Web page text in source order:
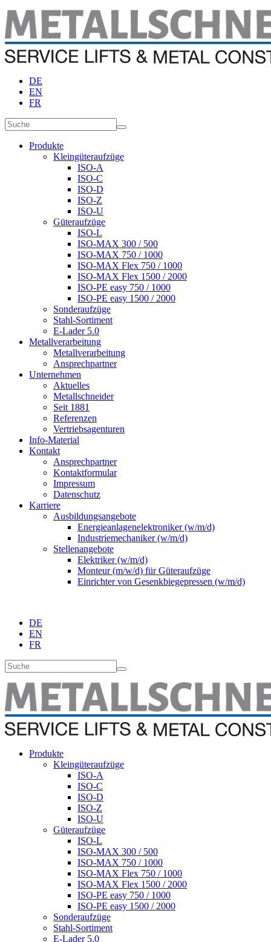
DE
EN
FR
Produkte
Kleingüteraufzüge
ISO-A
ISO-C
ISO-D
ISO-Z
ISO-U
Güteraufzüge
ISO-L
ISO-MAX 300 / 500
ISO-MAX 750 / 1000
ISO-MAX Flex 750 / 1000
ISO-MAX Flex 1500 / 2000
ISO-PE easy 750 / 1000
ISO-PE easy 1500 / 2000
Sonderaufzüge
Stahl-Sortiment
E-Lader 5.0
Metallverarbeitung
Metallverarbeitung
Ansprechpartner
Unternehmen
Aktuelles
Metallschneider
Seit 1881
Referenzen
Vertriebsagenturen
Info-Material
Kontakt
Ansprechpartner
Kontaktformular
Impressum
Datenschutz
Karriere
Ausbildungsangebote
Energieanlagenelektroniker (w/m/d)
Industriemechaniker (w/m/d)
Stellenangebote
Elektriker (w/m/d)
Monteur (m/w/d) für Güteraufzüge
Einrichter von Gesenkbiegepressen (w/m/d)
DE
EN
FR
Produkte
Kleingüteraufzüge
ISO-A
ISO-C
ISO-D
ISO-Z
ISO-U
Güteraufzüge
ISO-L
ISO-MAX 300 / 500
ISO-MAX 750 / 1000
ISO-MAX Flex 750 / 1000
ISO-MAX Flex 1500 / 2000
ISO-PE easy 750 / 1000
ISO-PE easy 1500 / 2000
Sonderaufzüge
Stahl-Sortiment
E-Lader 5.0